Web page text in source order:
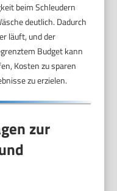
beim Schleudern
deutlich. Dadurch
läuft, und der
Budget kann
Kosten zu sparen
zu erzielen.
zur